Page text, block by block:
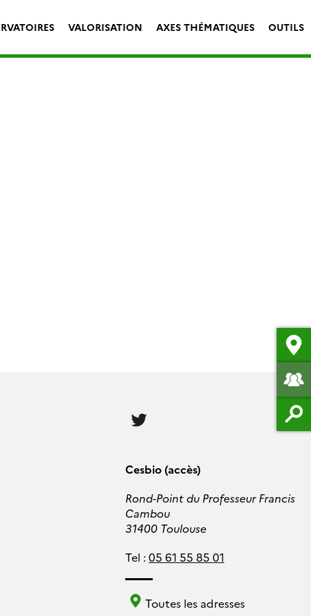
VALORISATION AXES THÉMATIQUES OUTILS
Cesbio (accès)
Rond-Point du Professeur Francis
Cambou
31400 Toulouse
Tel : 05 61 55 85 01
Toutes les adresses